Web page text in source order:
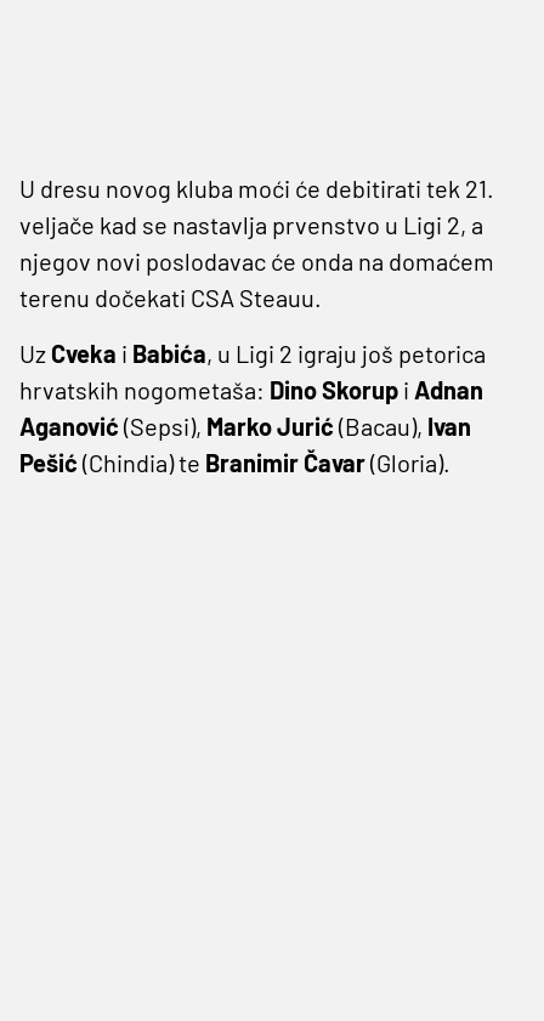
U dresu novog kluba moći će debitirati tek 21.
veljače kad se nastavlja prvenstvo u Ligi 2, a
njegov novi poslodavac će onda na domaćem
terenu dočekati CSA Steauu.
Uz Cveka i Babića, u Ligi 2 igraju još petorica
hrvatskih nogometaša: Dino Skorup i Adnan
Aganović (Sepsi), Marko Jurić (Bacau), Ivan
Pešić (Chindia) te Branimir Čavar(Gloria).